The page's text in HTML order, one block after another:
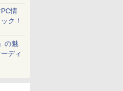
情
ク！
の魅
ディ